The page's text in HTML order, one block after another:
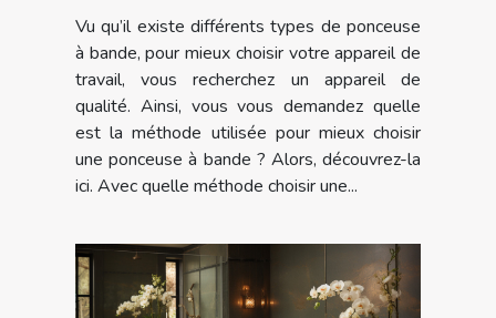
Vu qu’il existe différents types de ponceuse
à bande, pour mieux choisir votre appareil de
travail, vous recherchez un appareil de
qualité. Ainsi, vous vous demandez quelle
est la méthode utilisée pour mieux choisir
une ponceuse à bande ? Alors, découvrez-la
ici. Avec quelle méthode choisir une...